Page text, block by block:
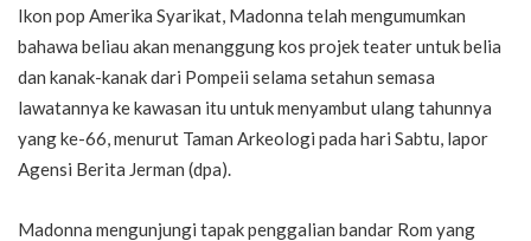
Ikon pop Amerika Syarikat, Madonna telah mengumumkan
bahawa beliau akan menanggung kos projek teater untuk belia
dan kanak-kanak dari Pompeii selama setahun semasa
lawatannya ke kawasan itu untuk menyambut ulang tahunnya
yang ke-66, menurut Taman Arkeologi pada hari Sabtu, lapor
Agensi Berita Jerman (dpa).
Madonna mengunjungi tapak penggalian bandar Rom yang